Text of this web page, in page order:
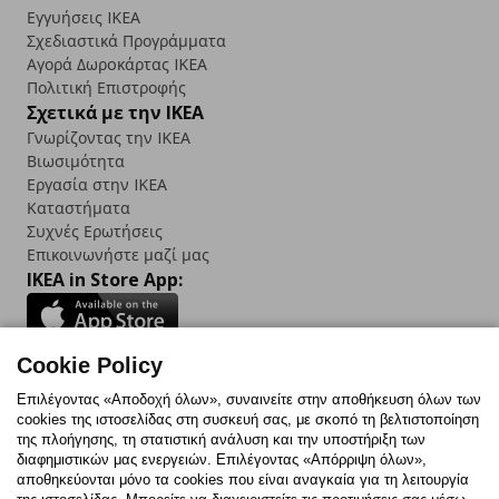
Εγγυήσεις IKEA
Σχεδιαστικά Προγράμματα
Αγορά Δωρoκάρτας IKEA
Πολιτική Επιστροφής
Σχετικά με την IKEA
Γνωρίζοντας την IKEA
Βιωσιμότητα
Εργασία στην IKEA
Καταστήματα
Συχνές Ερωτήσεις
Επικοινωνήστε μαζί μας
IKEA in Store App:
Follow us:
FacebookInstagram
TikTokYoutubePinterestTwitter
Cookie Policy
Επιλέγοντας «Αποδοχή όλων», συναινείτε στην αποθήκευση όλων των
cookies της ιστοσελίδας στη συσκευή σας, με σκοπό τη βελτιστοποίηση
της πλοήγησης, τη στατιστική ανάλυση και την υποστήριξη των
διαφημιστικών μας ενεργειών. Επιλέγοντας «Απόρριψη όλων»,
αποθηκεύονται μόνο τα cookies που είναι αναγκαία για τη λειτουργία